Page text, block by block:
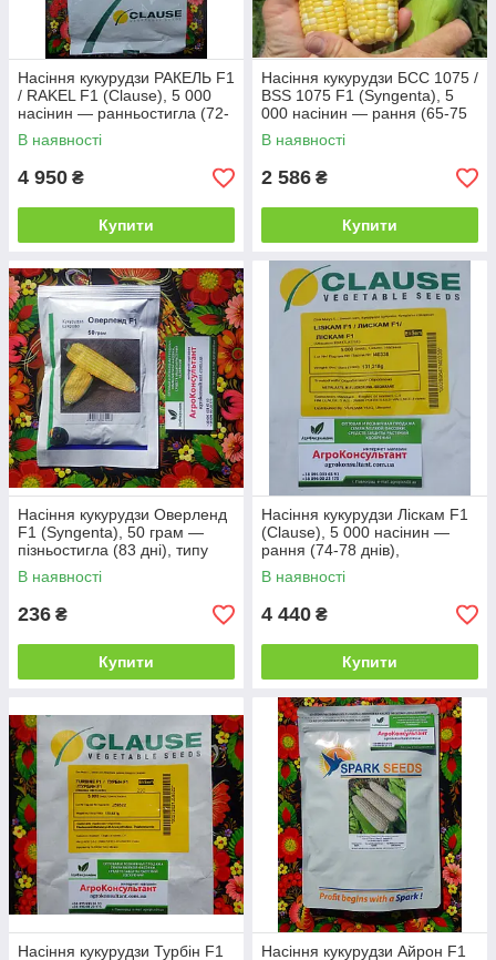
Насіння кукурудзи РАКЕЛЬ F1
/ RAKEL F1 (Clause), 5 000
насінин — ранньостигла (72-
75 днів) цукрова кукурудза
В наявності
4 950 ₴
Купити
Насіння кукурудзи БСС 1075 /
BSS 1075 F1 (Syngenta), 5
000 насінин — рання (65-75
днів), суперсолодка,
біколорна солодка ракель
В наявності
2 586 ₴
Купити
Насіння кукурудзи Оверленд
F1 (Syngenta), 50 грам —
пізньостигла (83 дні), типу
SH2 (суперсолодка)
В наявності
236 ₴
Купити
Насіння кукурудзи Ліскам F1
(Clause), 5 000 насінин —
рання (74-78 днів),
суперсолодка
В наявності
4 440 ₴
Купити
Насіння кукурудзи Турбін F1 Насіння кукурудзи Айрон F1